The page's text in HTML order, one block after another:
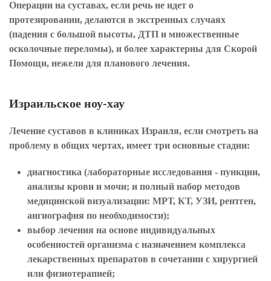
Операции на суставах, если речь не идет о
протезировании, делаются в экстренных случаях
(падения с большой высоты, ДТП и множественные
осколочные переломы), и более характерны для Скорой
Помощи, нежели для планового лечения.
Израильское ноу-хау
Лечение суставов в клиниках Израиля, если смотреть на
проблему в общих чертах, имеет три основные стадии:
диагностика (лабораторные исследования - пункции,
анализы крови и мочи; и полный набор методов
медицинской визуализации: МРТ, КТ, УЗИ, рентген,
ангиография по необходимости);
выбор лечения на основе индивидуальных
особенностей организма с назначением комплекса
лекарственных препаратов в сочетании с хирургией
или физиотерапией;